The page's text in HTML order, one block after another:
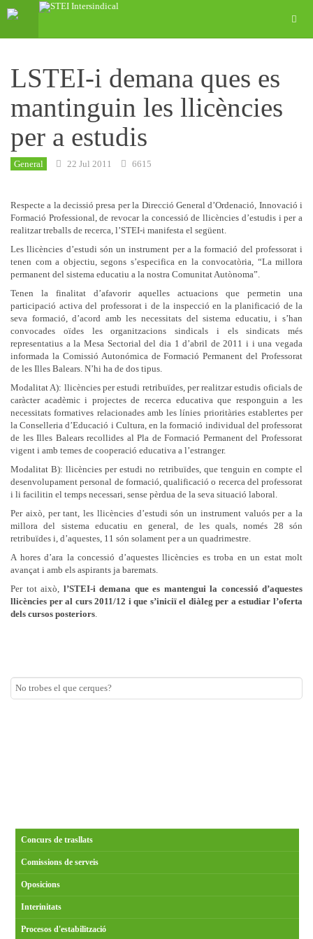
LSTEI-i demana ques es
mantinguin les llicències
per a estudis
General 22 Jul 2011 6615
Respecte a la decissió presa per la Direcció General d’Ordenació, Innovació i
Formació Professional, de revocar la concessió de llicències d’estudis i per a
realitzar treballs de recerca, l’STEI-i manifesta el següent.
Les llicències d’estudi són un instrument per a la formació del professorat i
tenen com a objectiu, segons s’especifica en la convocatòria, “La millora
permanent del sistema educatiu a la nostra Comunitat Autònoma”.
Tenen la finalitat d’afavorir aquelles actuacions que permetin una
participació activa del professorat i de la inspecció en la planificació de la
seva formació, d’acord amb les necessitats del sistema educatiu, i s’han
convocades oïdes les organitzacions sindicals i els sindicats més
representatius a la Mesa Sectorial del dia 1 d’abril de 2011 i i una vegada
informada la Comissió Autonómica de Formació Permanent del Professorat
de les Illes Balears. N’hi ha de dos tipus.
Modalitat A): llicències per estudi retribuïdes, per realitzar estudis oficials de
caràcter acadèmic i projectes de recerca educativa que responguin a les
necessitats formatives relacionades amb les línies prioritàries establertes per
la Conselleria d’Educació i Cultura, en la formació individual del professorat
de les Illes Balears recollides al Pla de Formació Permanent del Professorat
vigent i amb temes de cooperació educativa a l’estranger.
Modalitat B): llicències per estudi no retribuïdes, que tenguin en compte el
desenvolupament personal de formació, qualificació o recerca del professorat
i li facilitin el temps necessari, sense pèrdua de la seva situació laboral.
Per això, per tant, les llicències d’estudi són un instrument valuós per a la
millora del sistema educatiu en general, de les quals, només 28 són
retribuïdes i, d’aquestes, 11 són solament per a un quadrimestre.
A hores d’ara la concessió d’aquestes llicències es troba en un estat molt
avançat i amb els aspirants ja baremats.
Per tot això, l’STEI-i demana que es mantengui la concessió d’aquestes
llicències per al curs 2011/12 i que s’iniciï el diàleg per a estudiar l’oferta
dels cursos posteriors.
Concurs de trasllats
Comissions de serveis
Oposicions
Interinitats
Procesos d'estabilització